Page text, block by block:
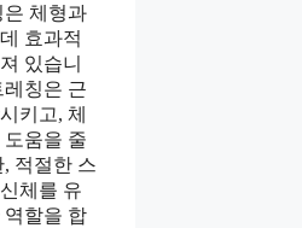
은 체형과
효과적
있습니
칭은 근
키고, 체
움을 줄
적절한 스
체를 유
역할을 합